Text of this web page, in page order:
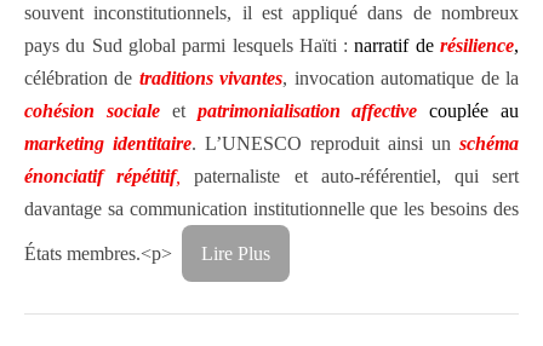
souvent inconstitutionnels, il est appliqué dans de nombreux
pays du Sud global parmi lesquels Haïti :narratif de résilience,
célébration de traditions vivantes, invocation automatique de la
cohésion socialeet patrimonialisation affective
couplée au
marketing identitaire. L’UNESCO reproduit ainsi un schéma
énonciatif répétitif,
paternaliste et auto‑référentiel, qui sert
davantage sa communication institutionnelle que les besoins des
États membres.<p> Lire Plus